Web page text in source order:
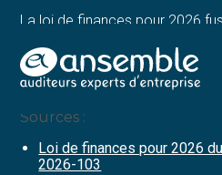
Aller
au
La loi de finances pour 2026
des mines et la redevance
procède à une hausse
du 1er janvier 2026.
Sources :
Loi de finances pour 2026
2026-103